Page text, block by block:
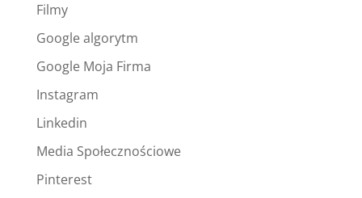
Filmy
Google algorytm
Google Moja Firma
Instagram
Linkedin
Media Społecznościowe
Pinterest